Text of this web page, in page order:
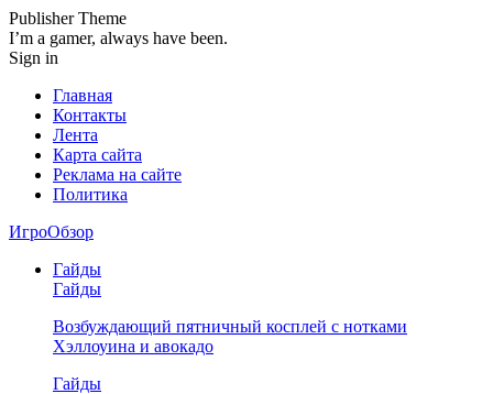
Publisher Theme
I’m a gamer, always have been.
Sign in
Главная
Контакты
Лента
Карта сайта
Реклама на сайте
Политика
ИгроОбзор
Гайды
Гайды
Возбуждающий пятничный косплей с нотками
Хэллоуина и авокадо
Гайды